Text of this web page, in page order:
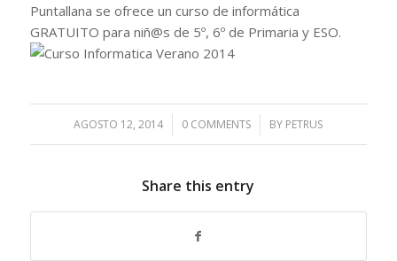
Puntallana se ofrece un curso de informática
GRATUITO para niñ@s de 5º, 6º de Primaria y ESO.
AGOSTO 12, 2014
/ 0 COMMENTS
/ BY PETRUS
Share this entry